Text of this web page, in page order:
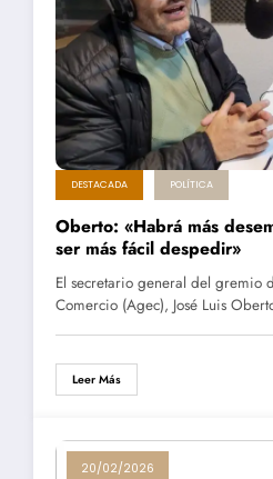
DESTACADA POLÍTICA
Oberto: «Habrá más
ser más fácil despedir»
El secretario general del gremio
Comercio (Agec), José Luis
Leer Más
20/02/2026